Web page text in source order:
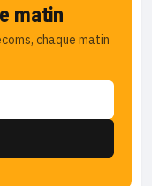
matin
chaque matin